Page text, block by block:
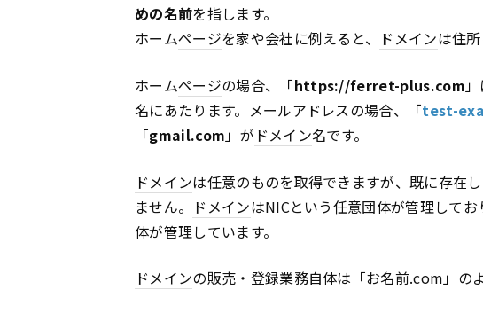
めの名前を指します。
ホームページを家や会社に例えると、 ドメインは住
ホームページの場合、「https://ferret-plus.com
名にあたります。メールアドレスの場合、「test-
「gmail.com 」が ドメイン名です。
ドメインは任意のものを取得できますが、既に存在
ません。 ドメインはNICという任意団体が管理して
体が管理しています。
ドメインの販売・登録業務自体は「お名前.com」の